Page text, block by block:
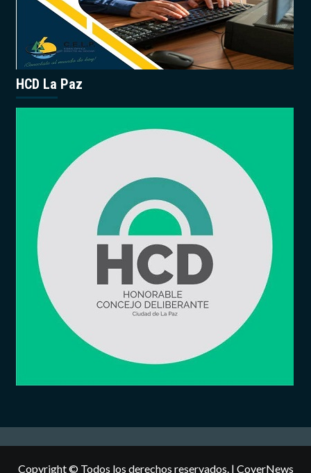
HCD La Paz
Copyright © Todos los derechos reservados. | CoverNews